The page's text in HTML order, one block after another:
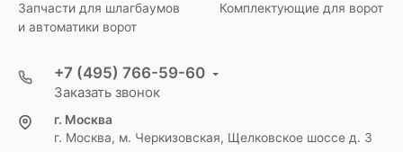
Запчасти для шлагбаумов
и автоматики ворот
Комплектующие для ворот
+7 (495) 766-59-60
Заказать звонок
г. Москва
г. Москва, м. Черкизовская, Щелковское шоссе д. 3